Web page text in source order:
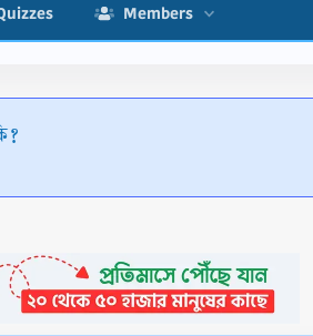
Members